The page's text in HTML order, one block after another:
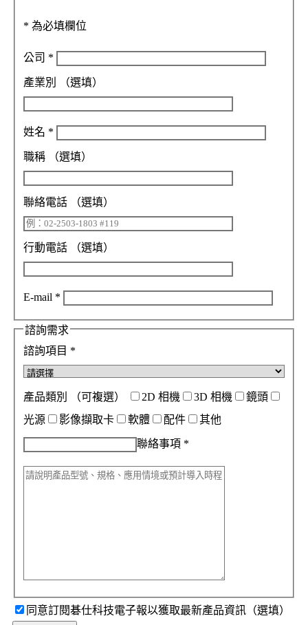
* 為必填欄位
公司 *
產業別 （選填）
姓名 *
職稱 （選填）
聯絡電話 （選填）
行動電話 （選填）
E-mail *
諮詢需求
諮詢項目 *
產品類別 （可複選） 2D 相機 3D 相機
鏡頭
光源
影像擷取卡 軟體 配件 其他
聯絡事項 *
同意訂閱碁仕科技電子報以獲取最新產品資訊（選填）